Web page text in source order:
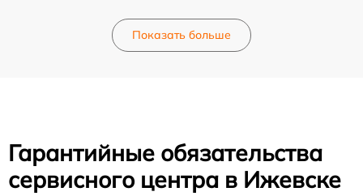
Показать больше
Гарантийные обязательства
сервисного центра в Ижевске